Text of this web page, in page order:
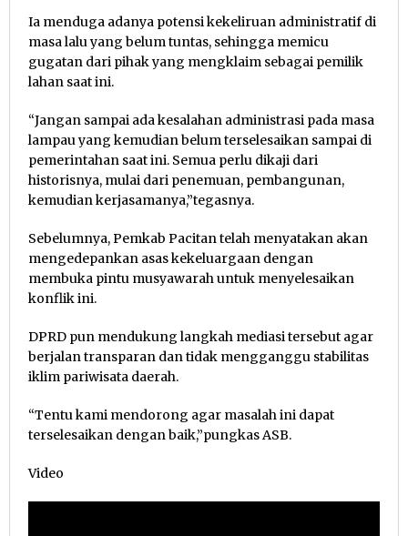
Ia menduga adanya potensi kekeliruan administratif di
masa lalu yang belum tuntas, sehingga memicu
gugatan dari pihak yang mengklaim sebagai pemilik
lahan saat ini.
“Jangan sampai ada kesalahan administrasi pada masa
lampau yang kemudian belum terselesaikan sampai di
pemerintahan saat ini. Semua perlu dikaji dari
historisnya, mulai dari penemuan, pembangunan,
kemudian kerjasamanya,”tegasnya.
Sebelumnya, Pemkab Pacitan telah menyatakan akan
mengedepankan asas kekeluargaan dengan
membuka pintu musyawarah untuk menyelesaikan
konflik ini.
DPRD pun mendukung langkah mediasi tersebut agar
berjalan transparan dan tidak mengganggu stabilitas
iklim pariwisata daerah.
“Tentu kami mendorong agar masalah ini dapat
terselesaikan dengan baik,”pungkas ASB.
Video